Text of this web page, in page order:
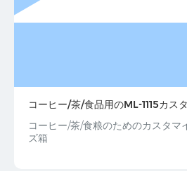
コーヒー/茶/食品用のML-1115カス
スズボックス
コーヒー/茶/食粮のためのカスタマ
ズ箱